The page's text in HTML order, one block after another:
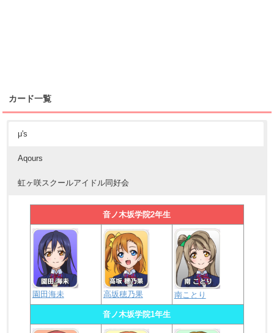
カード一覧
μ's
Aqours
虹ヶ咲スクールアイドル同好会
音ノ木坂学院2年生
園田海未 高坂穂乃果 南ことり
音ノ木坂学院1年生